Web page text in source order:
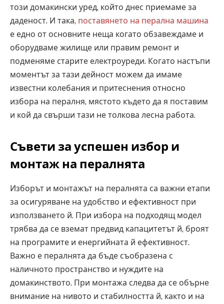
този домакински уред, който днес приемаме за
даденост. И така, поставянето на перална машина
е едно от основните неща когато обзавеждаме и
оборудваме жилище или правим ремонт и
подменяме старите електроуреди. Когато настъпи
моментът за тази дейност можем да имаме
известни колебания и притеснения относно
избора на пералня, мястото където да я поставим
и кой да свърши тази не толкова лесна работа.
Съвети за успешен избор и
монтаж на пералнята
Изборът и монтажът на пералнята са важни етапи
за осигуряване на удобство и ефективност при
използването й. При избора на подходящ модел
трябва да се вземат предвид капацитетът й, броят
на програмите и енергийната й ефективност.
Важно е пералнята да бъде съобразена с
наличното пространство и нуждите на
домакинството. При монтажа следва да се обърне
внимание на нивото и стабилността й, както и на